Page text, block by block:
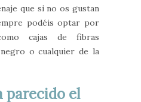
que si no os gustan
podéis optar por
cajas de fibras
o cualquier de la
parecido el